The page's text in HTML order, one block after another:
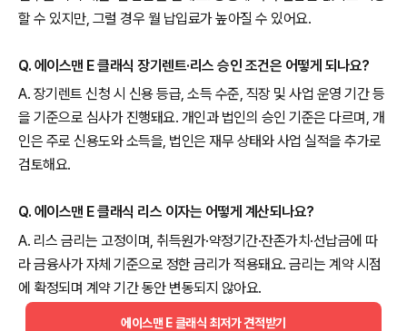
할 수 있지만, 그럴 경우 월 납입료가 높아질 수 있어요.
Q. 에이스맨 E 클래식 장기렌트·리스 승인 조건은 어떻게 되나요?
A. 장기렌트 신청 시 신용 등급, 소득 수준, 직장 및 사업 운영 기간 등
을 기준으로 심사가 진행돼요. 개인과 법인의 승인 기준은 다르며, 개
인은 주로 신용도와 소득을, 법인은 재무 상태와 사업 실적을 추가로
검토해요.
Q. 에이스맨 E 클래식 리스 이자는 어떻게 계산되나요?
A. 리스 금리는 고정이며, 취득원가·약정기간·잔존가치·선납금에 따
라 금융사가 자체 기준으로 정한 금리가 적용돼요. 금리는 계약 시점
에 확정되며 계약 기간 동안 변동되지 않아요.
에이스맨 E 클래식 최저가 견적받기